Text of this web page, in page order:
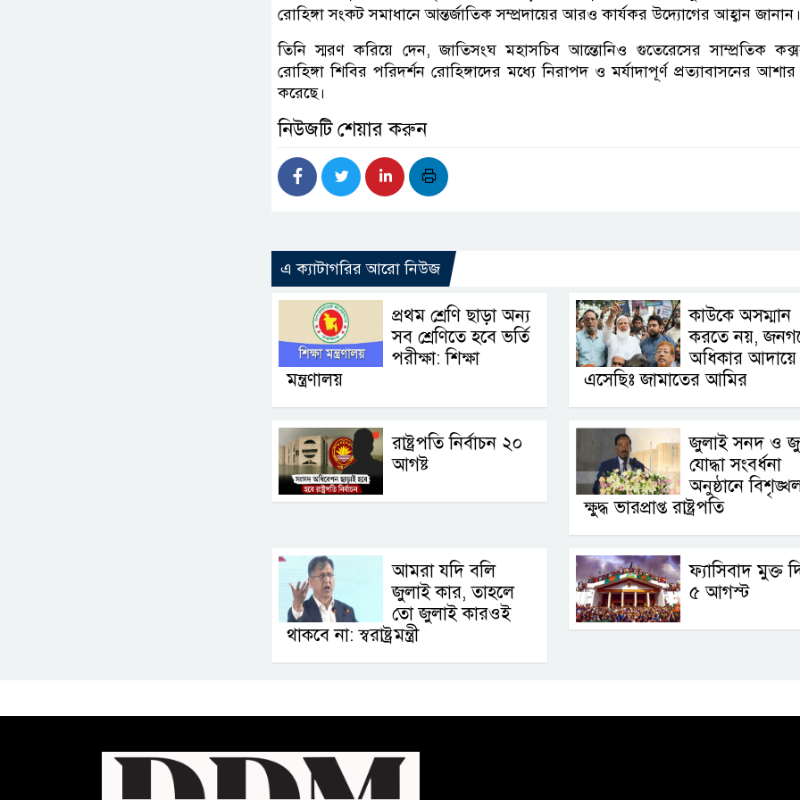
রোহিঙ্গা সংকট সমাধানে আন্তর্জাতিক সম্প্রদায়ের আরও কার্যকর উদ্যোগের আহ্বান জানান।
তিনি স্মরণ করিয়ে দেন, জাতিসংঘ মহাসচিব আন্তোনিও গুতেরেসের সাম্প্রতিক
রোহিঙ্গা শিবির পরিদর্শন রোহিঙ্গাদের মধ্যে নিরাপদ ও মর্যাদাপূর্ণ প্রত্যাবাসনের আশার
করেছে।
নিউজটি শেয়ার করুন
এ ক্যাটাগরির আরো নিউজ
প্রথম শ্রেণি ছাড়া অন্য
সব শ্রেণিতে হবে ভর্তি
পরীক্ষা: শিক্ষা
মন্ত্রণালয়
কাউকে অসম্মান
করতে নয়,
অধিকার আদায়ে
এসেছিঃ জামাতের আমির
রাষ্ট্রপতি নির্বাচন ২০
আগষ্ট
জুলাই সনদ ও
যোদ্ধা সংবর্ধনা
অনুষ্ঠানে
ক্ষুদ্ধ ভারপ্রাপ্ত রাষ্ট্রপতি
আমরা যদি বলি
জুলাই কার, তাহলে
তো জুলাই কারওই
থাকবে না: স্বরাষ্ট্রমন্ত্রী
ফ্যাসিবাদ মুক্ত
৫ আগস্ট